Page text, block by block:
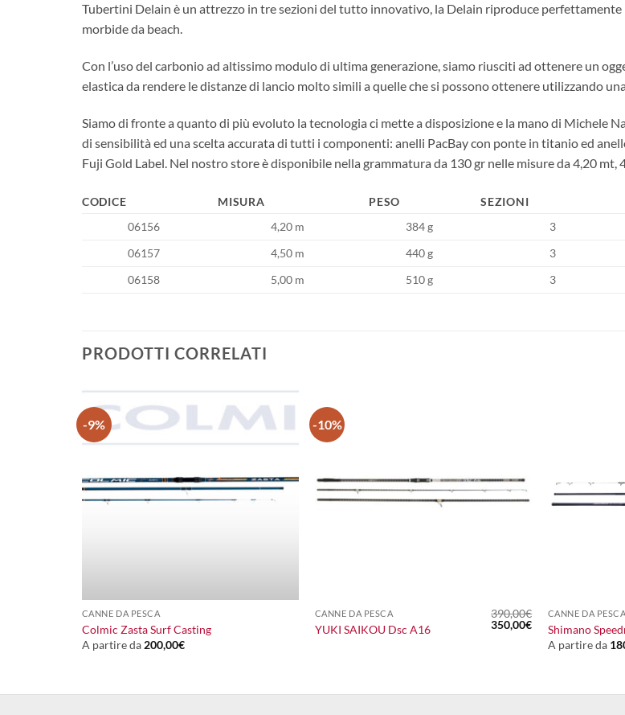
Tubertini Delain è un attrezzo in tre sezioni del tutto innovativo, la Delain riproduce perfettamente
morbide da beach.
Con l’uso del carbonio ad altissimo modulo di ultima generazione, siamo riusciti ad ottenere un
elastica da rendere le distanze di lancio molto simili a quelle che si possono ottenere utilizzando
Siamo di fronte a quanto di più evoluto la tecnologia ci mette a disposizione e la mano di Michele
di sensibilità ed una scelta accurata di tutti i componenti: anelli PacBay con ponte in titanio ed
Fuji Gold Label. Nel nostro store è disponibile nella grammatura da 130 gr nelle misure da 4,20 mt,
CODICE MISURA PESO SEZIONI
06156
4,20 m 384 g 3
06157
4,50 m 440 g 3
06158
5,00 m 510 g 3
PRODOTTI CORRELATI
-9%
CANNE DA PESCA
Colmic Zasta Surf Casting
A partire da 200,00€
-10%
CANNE DA PESCA
YUKI SAIKOU Dsc A16
390,00€
Il
prezzo
350,00€Il
prezzo
attuale
CANNE DA PESCA
Shimano
A partire da